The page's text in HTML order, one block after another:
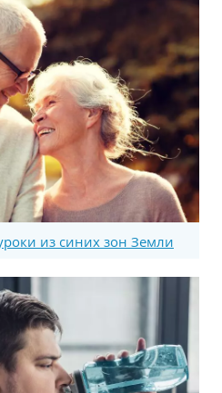
из синих зон Земли